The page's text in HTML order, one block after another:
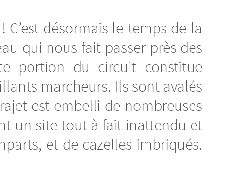
désormais le temps de la
qui nous fait passer près des
portion du circuit constitue
marcheurs. Ils sont avalés
est embelli de nombreuses
un site tout à fait inattendu et
et de cazelles imbriqués.